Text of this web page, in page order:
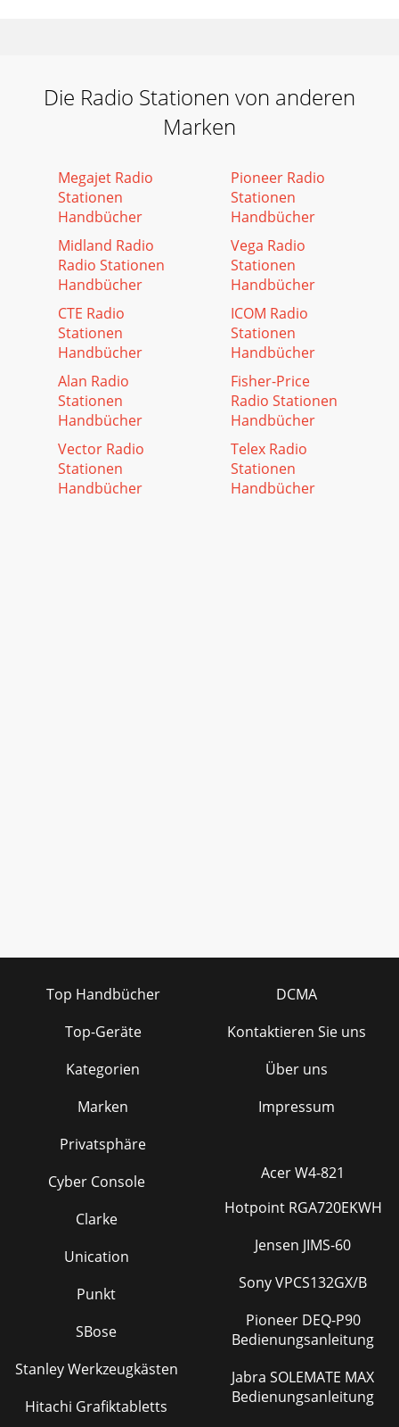
Die Radio Stationen von anderen
Marken
Megajet Radio
Stationen
Handbücher
Midland Radio
Radio Stationen
Handbücher
CTE Radio
Stationen
Handbücher
Alan Radio
Stationen
Handbücher
Vector Radio
Stationen
Handbücher
Pioneer Radio
Stationen
Handbücher
Vega Radio
Stationen
Handbücher
ICOM Radio
Stationen
Handbücher
Fisher-Price
Radio Stationen
Handbücher
Telex Radio
Stationen
Handbücher
Top Handbücher
Top-Geräte
Kategorien
Marken
Privatsphäre
DCMA
Kontaktieren Sie uns
Über uns
Impressum
Cyber Console
Clarke
Unication
Punkt
SBose
Stanley Werkzeugkästen
Hitachi Grafiktabletts
Acer W4-821
Hotpoint RGA720EKWH
Jensen JIMS-60
Sony VPCS132GX/B
Pioneer DEQ-P90
Bedienungsanleitung
Jabra SOLEMATE MAX
Bedienungsanleitung